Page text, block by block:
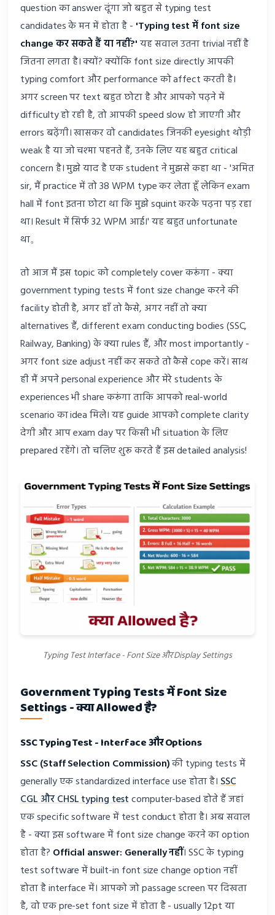
question का answer दूंगा जो बहुत से typing test
candidates के मन में होता है - 'Typing test में font size
change कर सकते हैं या नहीं?'यह सवाल उतना trivial नहीं है
जितना लगता है। क्यों? क्योंकि font size directly आपकी
typing comfort और performance को affect करती है।
अगर screen पर text बहुत छोटा है और आपको पढ़ने में
difficulty हो रही है, तो आपकी speed slow हो जाएगी और
errors बढ़ेंगी। खासकर वो candidates जिनकी eyesight थोड़ी
weak है या जो चश्मा पहनते हैं, उनके लिए यह बहुत critical
concern है। मुझे याद है एक student ने मुझसे कहा था - 'अमित
sir, मैं practice में तो 38 WPM type कर लेता हूँ लेकिन exam
hall में font इतना छोटा था कि मुझे squint करके पढ़ना पड़ रहा
था। Result में सिर्फ 32 WPM आई।' यह बहुत unfortunate
था。
तो आज मैं इस topic को completely cover करूंगा - क्या
government typing tests में font size change करने की
facility होती है, अगर हाँ तो कैसे, अगर नहीं तो क्या
alternatives हैं, different exam conducting bodies (SSC,
Railway, Banking) के क्या rules हैं, और most importantly -
अगर font size adjust नहीं कर सकते तो कैसे cope करें। साथ
ही मैं अपने personal experience और मेरे students के
experiences भी share करूंगा ताकि आपको real-world
scenario का idea मिले। यह guide आपको complete clarity
देगी और आप exam day पर किसी भी situation के लिए
prepared रहेंगे। तो चलिए शुरू करते हैं इस detailed analysis!
Typing Test Interface - Font Size और Display Settings
Government Typing Tests में Font Size
Settings - क्या Allowed है?
SSC Typing Test - Interface और Options
SSC (Staff Selection Commission)की typing tests में
generally एक standardized interface use होता है।SSC
CGL और CHSL typing testcomputer-based होते हैं जहां
एक specific software में test conduct होता है। अब सवाल
है - क्या इस software में font size change करने का option
होता है? Official answer: Generally नहीं। SSC के typing
test software में built-in font size change option नहीं
होता है interface में। आपको जो passage screen पर दिखता
है, वो एक pre-set font size में होता है - usually 12pt या